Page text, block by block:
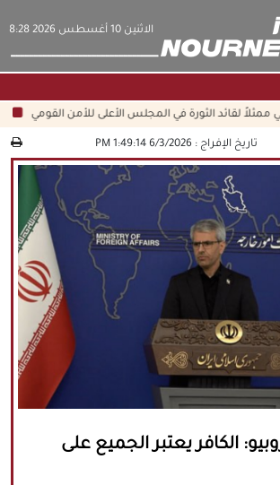
‫‫الاثنين‬‬ 10 أغسطس 2026 8:28
التواصل معنا|من نحن
العربيه|
русский|中
|
لموقع نورنيوز
نقل أي موضوع عن
لقائد الثورة في المجلس الأعلى للأمن القومي
تاريخ الإفراج :6/3/2026 1:49:14 PM
الكافر يعتبر الجميع على